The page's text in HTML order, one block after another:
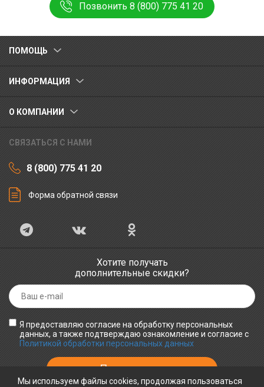
Позвонить 8 (800) 775 41 20
ПОМОЩЬ
ИНФОРМАЦИЯ
О КОМПАНИИ
СВЯЗАТЬСЯ С НАМИ
8 (800) 775 41 20
Форма обратной связи
Хотите получать
дополнительные скидки?
Я предоставляю согласие на обработку персональных
данных, а также подтверждаю ознакомление и согласие с
Политикой обработки персональных данных
Мы используем файлы cookies, продолжая пользоваться